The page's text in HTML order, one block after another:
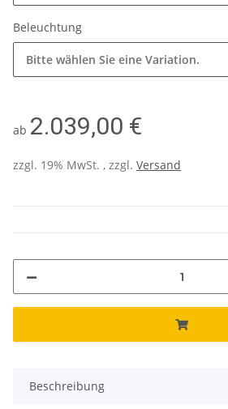
Beleuchtung
Bitte wählen Sie eine Variation.
ab 2.039,00 €
zzgl. 19% MwSt. , zzgl. Versand
Beschreibung